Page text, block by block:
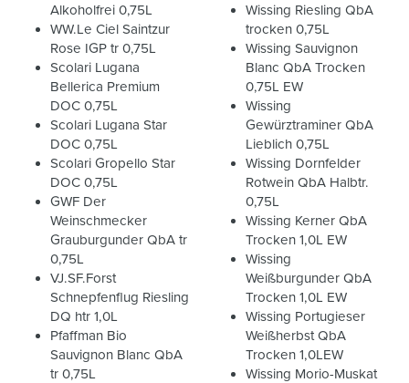
Alkoholfrei 0,75L
WW.Le Ciel Saintzur
Rose IGP tr 0,75L
Scolari Lugana
Bellerica Premium
DOC 0,75L
Scolari Lugana Star
DOC 0,75L
Scolari Gropello Star
DOC 0,75L
GWF Der
Weinschmecker
Grauburgunder QbA tr
0,75L
VJ.SF.Forst
Schnepfenflug Riesling
DQ htr 1,0L
Pfaffman Bio
Sauvignon Blanc QbA
tr 0,75L
Wissing Riesling QbA
trocken 0,75L
Wissing Sauvignon
Blanc QbA Trocken
0,75L EW
Wissing
Gewürztraminer QbA
Lieblich 0,75L
Wissing Dornfelder
Rotwein QbA Halbtr.
0,75L
Wissing Kerner QbA
Trocken 1,0L EW
Wissing
Weißburgunder QbA
Trocken 1,0L EW
Wissing Portugieser
Weißherbst QbA
Trocken 1,0LEW
Wissing Morio-Muskat